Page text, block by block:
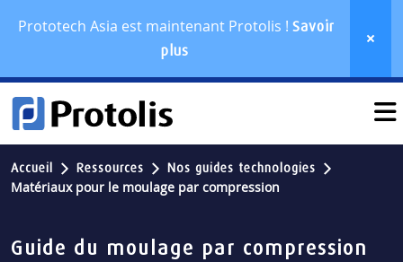
Accueil Ressources Nos guides technologies
Matériaux pour le moulage par compression
Guide du moulage par compression
Prototech Asia est maintenant Protolis ! Savoir
plus